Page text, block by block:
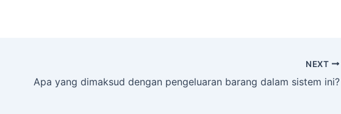
NEXT
Apa yang dimaksud dengan pengeluaran barang dalam sistem ini?